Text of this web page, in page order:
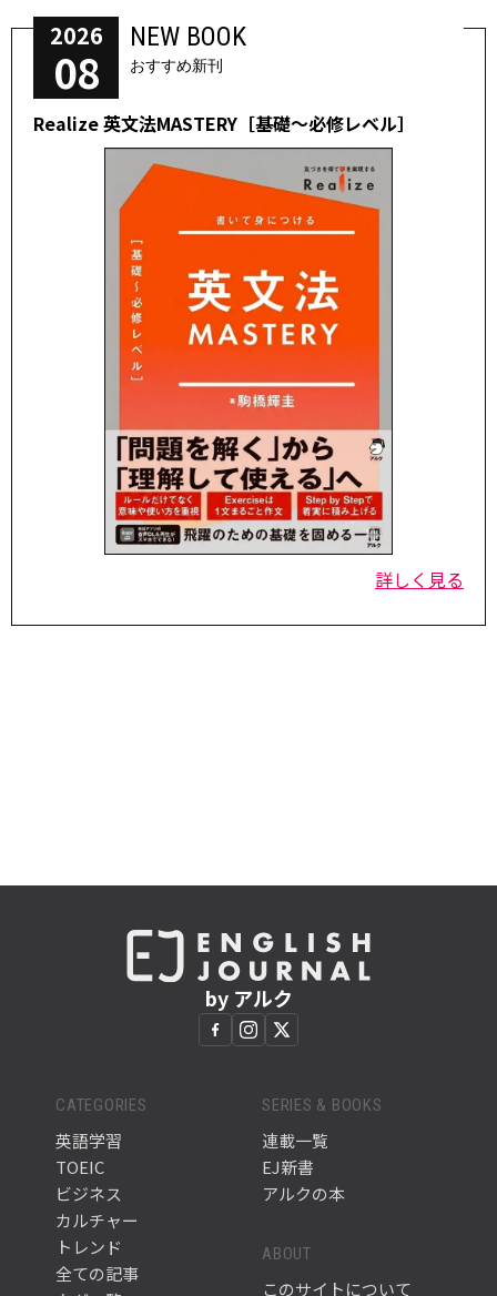
2026
08
NEW BOOK
おすすめ新刊
Realize 英文法MASTERY［基礎～必修レベル］
詳しく見る
by アルク
CATEGORIES
英語学習
TOEIC
ビジネス
カルチャー
トレンド
全ての記事
SERIES & BOOKS
連載一覧
EJ新書
アルクの本
ABOUT
このサイトについて